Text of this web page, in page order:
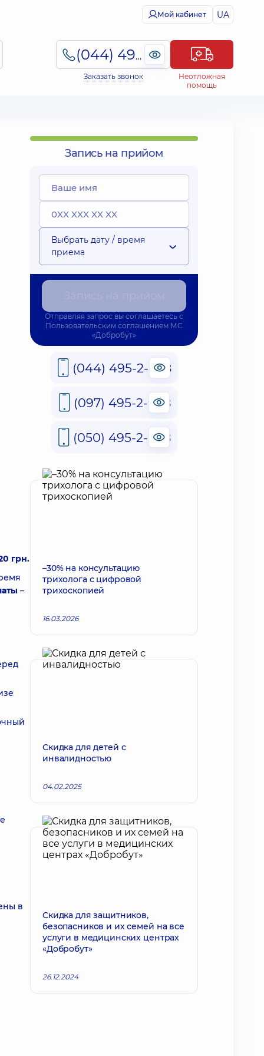
Мой кабинет UA
(044) 495-2-888
Заказать звонок
Неотложная
помощь
грн.
–
в
Запись на прийом
Выбрать дату / время
приема
Отправляя запрос вы соглашаетесь с
Пользовательским соглашением МС
«Добробут»
(044) 495-2-888
(097) 495-2-888
(050) 495-2-888
–30% на консультацию
трихолога с цифровой
трихоскопией
16.03.2026
Скидка для детей с
инвалидностью
04.02.2025
Скидка для защитников,
безопасников и их семей на все
услуги в медицинских центрах
«Добробут»
26.12.2024